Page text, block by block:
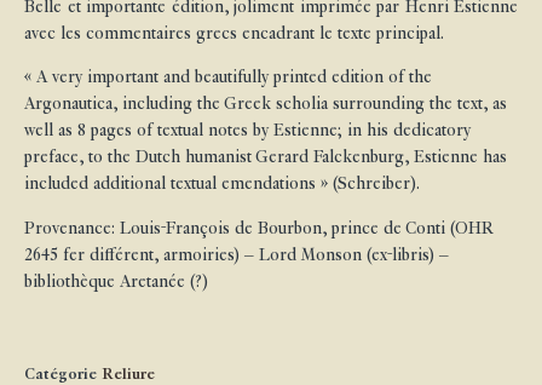
Belle et importante édition, joliment imprimée par Henri Estienne
avec les commentaires grecs encadrant le texte principal.
« A very important and beautifully printed edition of the
Argonautica, including the Greek scholia surrounding the text, as
well as 8 pages of textual notes by Estienne; in his dedicatory
preface, to the Dutch humanist Gerard Falckenburg, Estienne has
included additional textual emendations » (Schreiber).
Provenance: Louis-François de Bourbon, prince de Conti (OHR
2645 fer différent, armoiries) – Lord Monson (ex-libris) –
bibliothèque Aretanée (?)
Catégorie Reliure